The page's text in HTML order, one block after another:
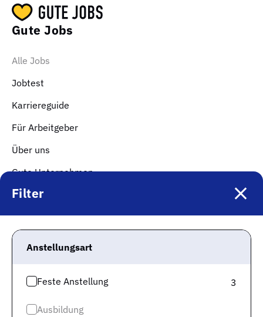
Filter
Anstellungsart
Feste Anstellung 3
Ausbildung
Gute Jobs
Alle Jobs
Jobtest
Karriereguide
Für Arbeitgeber
Über uns
Gute Unternehmen
Top Kategorien
Jobs Logistik & Verkehr
Jobs Kaufmännische Berufe & Finanzwesen
Jobs Gesundheit & Pflege
Jobs IT & Digitalisierung
Jobs Produktion & Fertigung